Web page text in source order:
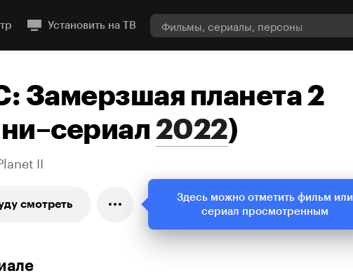
Установить на ТВ
Замерзшая планета 2
2022)
II
смотреть
Здесь можно отметить фильм или
сериал просмотренным